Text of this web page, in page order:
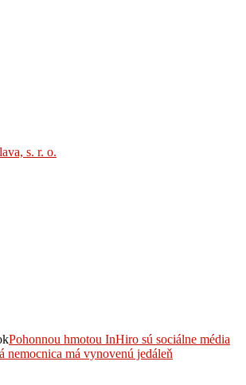
s. r. o.
Pohonnou hmotou InHiro sú sociálne média
nemocnica má vynovenú jedáleň